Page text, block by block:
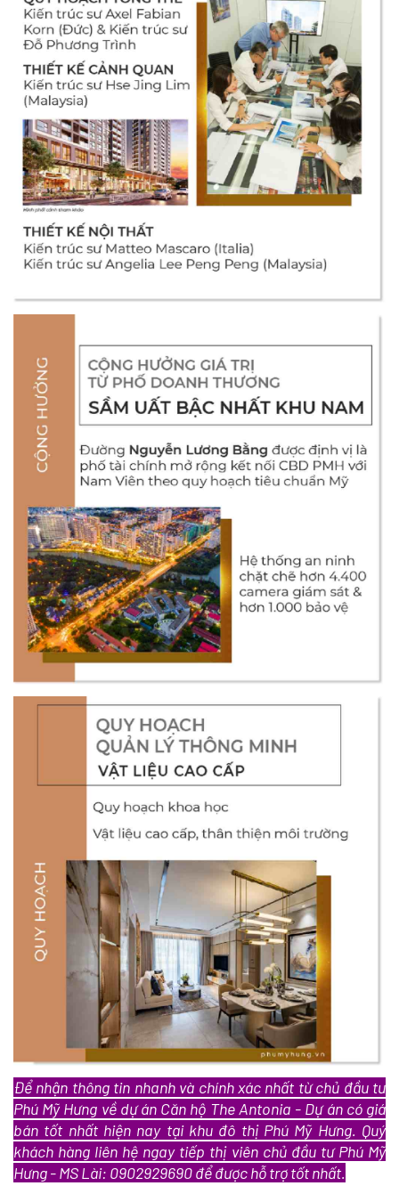
Để nhận thông tin nhanh và chính xác nhất từ chủ đầu tư
Phú Mỹ Hưng về dự án Căn hộ The Antonia - Dự án có giá
bán tốt nhất hiện nay tại khu đô thị Phú Mỹ Hưng. Quý
khách hàng liên hệ ngay tiếp thị viên chủ đầu tư Phú Mỹ
Hưng - MS Lài: 0902929690 để được hỗ trợ tốt nhất.